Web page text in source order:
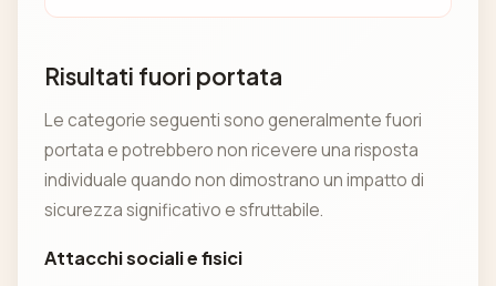
Risultati fuori portata
Le categorie seguenti sono generalmente fuori
portata e potrebbero non ricevere una risposta
individuale quando non dimostrano un impatto di
sicurezza significativo e sfruttabile.
Attacchi sociali e fisici